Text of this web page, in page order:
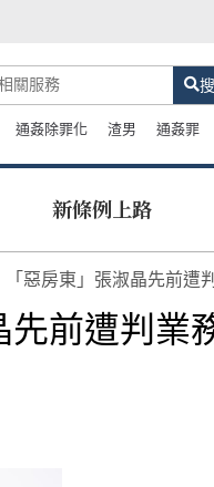
通姦除罪化 渣男 通姦罪
新條例上路
「惡房東」張淑晶先前遭
先前遭判